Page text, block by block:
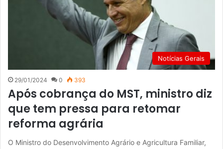
Notícias Gerais
29/01/2024 0 393
Após cobrança do MST, ministro diz
que tem pressa para retomar
reforma agrária
O Ministro do Desenvolvimento Agrário e Agricultura Familiar,